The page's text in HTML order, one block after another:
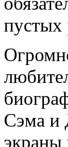
пустых
Сэма и